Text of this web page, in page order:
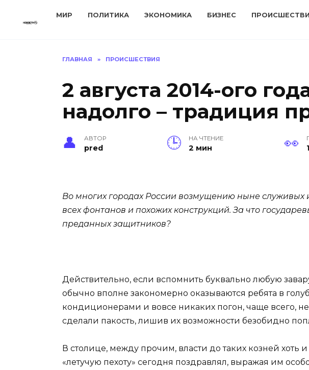
МИР ПОЛИТИКА ЭКОНОМИКА БИЗНЕС
ГЛАВНАЯ » ПРОИСШЕСТВИЯ
2 августа 2014-ого
надолго – традиция
АВТОР
pred
НА ЧТЕНИЕ
2 мин
Во многих городах России возмущению ныне служивых
всех фонтанов и похожих конструкций. За что
преданных защитников?
Действительно, если вспомнить буквально любую
обычно вполне закономерно оказываются ребята в
кондиционерами и вовсе никаких погон, чаще всего,
сделали пакость, лишив их возможности безобидно
В столице, между прочим, власти до таких козней хоть
«летучую пехоту» сегодня поздравлял, выражая им